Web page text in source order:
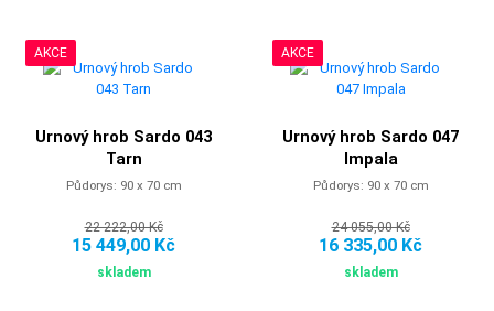
AKCE
Urnový hrob Sardo 043
Tarn
Půdorys: 90 x 70 cm
22 222,00 Kč
15 449,00 Kč
skladem
AKCE
Urnový hrob Sardo 047
Impala
Půdorys: 90 x 70 cm
24 055,00 Kč
16 335,00 Kč
skladem